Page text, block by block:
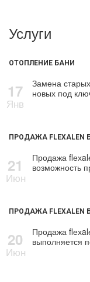
Услуги
ОТОПЛЕНИЕ БАНИ
17
Янв
Замена
новых под
ПРОДАЖА FLEXALEN
21
Июн
Продажа
возможность
ПРОДАЖА FLEXALEN
20
Июн
Продажа
выполняется